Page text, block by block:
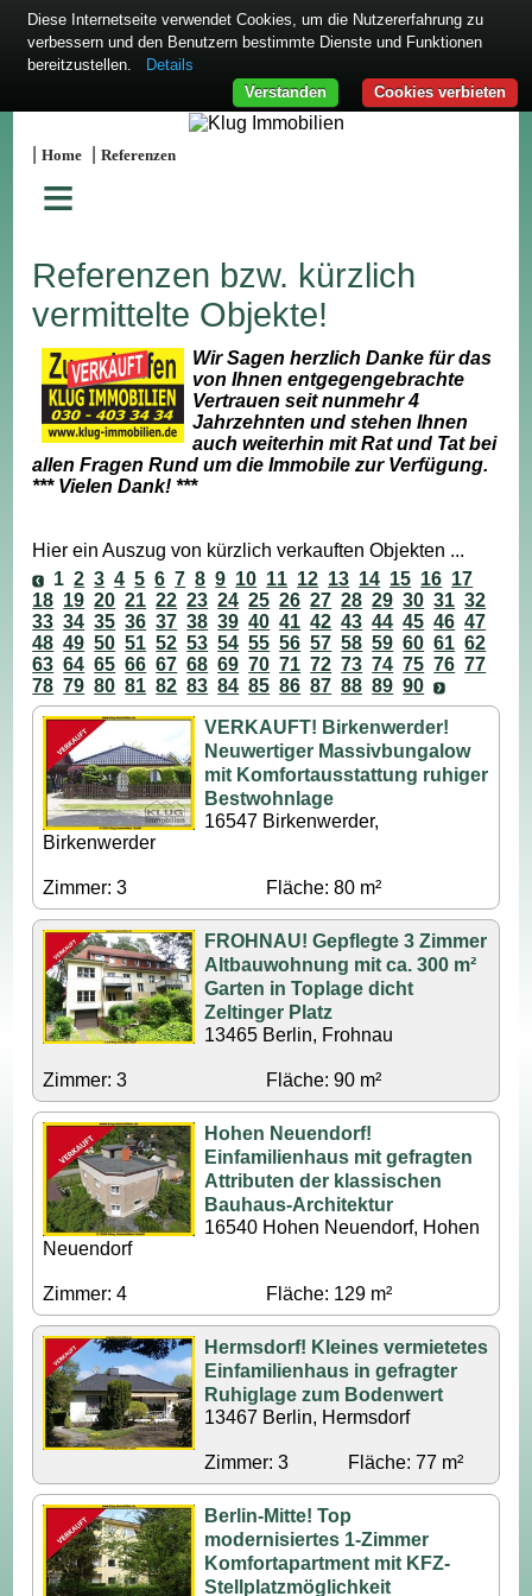
|Home |Referenzen
≡
Referenzen bzw. kürzlich
vermittelte Objekte!
Wir Sagen herzlich Danke für das
von Ihnen entgegengebrachte
Vertrauen seit nunmehr 4
Jahrzehnten und stehen Ihnen
auch weiterhin mit Rat und Tat bei
allen Fragen Rund um die Immobile zur Verfügung.
*** Vielen Dank! ***
Hier ein Auszug von kürzlich verkauften Objekten ...
1 2 3 4 5 6 7 8 9 10 11 12 13 14 15 16 17
18 19 20 21 22 23 24 25 26 27 28 29 30 31 32
33 34 35 36 37 38 39 40 41 42 43 44 45 46 47
48 49 50 51 52 53 54 55 56 57 58 59 60 61 62
63 64 65 66 67 68 69 70 71 72 73 74 75 76 77
78 79 80 81 82 83 84 85 86 87 88 89 90
VERKAUFT! Birkenwerder!
Neuwertiger Massivbungalow
mit Komfortausstattung ruhiger
Bestwohnlage
16547 Birkenwerder,
Birkenwerder
Zimmer: 3 Fläche: 80 m²
FROHNAU! Gepflegte 3 Zimmer
Altbauwohnung mit ca. 300 m²
Garten in Toplage dicht
Zeltinger Platz
13465 Berlin, Frohnau
Zimmer: 3 Fläche: 90 m²
Hohen Neuendorf!
Einfamilienhaus mit gefragten
Attributen der klassischen
Bauhaus-Architektur
16540 Hohen Neuendorf, Hohen
Neuendorf
Zimmer: 4 Fläche: 129 m²
Hermsdorf! Kleines vermietetes
Einfamilienhaus in gefragter
Ruhiglage zum Bodenwert
13467 Berlin, Hermsdorf
Zimmer: 3 Fläche: 77 m²
Berlin-Mitte! Top
modernisiertes 1-Zimmer
Komfortapartment mit KFZ-
Stellplatzmöglichkeit
Diese Internetseite verwendet Cookies, um die Nutzererfahrung zu
verbessern und den Benutzern bestimmte Dienste und Funktionen
bereitzustellen.
Details
Cookies verbieten
Verstanden